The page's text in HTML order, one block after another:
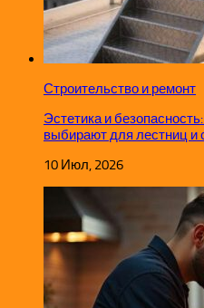
Строительство и ремонт
Эстетика и
выбирают для лестниц
10 Июл, 2026